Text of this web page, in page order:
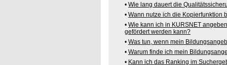
• Wie lang dauert die
• Wann nutze ich die Kopierfunktion
• Wie kann ich in KURSNET
gefördert werden kann?
• Was tun, wenn mein
• Warum finde ich mein
• Kann ich das Ranking im